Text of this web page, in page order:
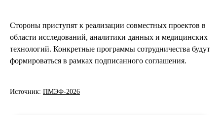
Стороны приступят к реализации совместных проектов в
области исследований, аналитики данных и медицинских
технологий. Конкретные программы сотрудничества будут
формироваться в рамках подписанного соглашения.
Источник: ПМЭФ-2026